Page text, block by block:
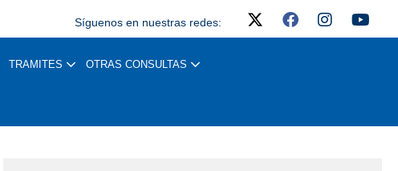
Síguenos en nuestras redes:
TRAMITES OTRAS CONSULTAS